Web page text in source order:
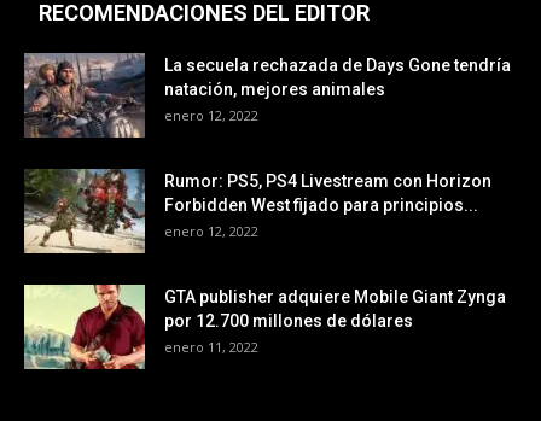
RECOMENDACIONES DEL EDITOR
La secuela rechazada de Days Gone tendría
natación, mejores animales
enero 12, 2022
Rumor: PS5, PS4 Livestream con Horizon
Forbidden West fijado para principios...
enero 12, 2022
GTA publisher adquiere Mobile Giant Zynga
por 12.700 millones de dólares
enero 11, 2022